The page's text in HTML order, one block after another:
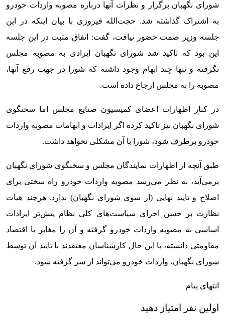
شورای نگهبان برگزار و ‌‌نظرات آنها درباره مصوبه واردات خودرو
به اشتراک گذاشته شد. حجت‌الله فیروزی با بیان اینکه در این
جلسه وزیر صمت حضور نیافت، گفت: اتفاق مثبت در این جلسه
این بود که تاکید شد شورای نگهبان ایرادی به مصوبه مجلس
نگرفته و تنها چند ابهام وجود داشته که شورا در جهت رفع آنها،
مصوبه را به مجلس ارجاع داده است.
در کنار اظهارات اعضای کمیسیون صنایع مجلس اما سخنگوی
شورای نگهبان نیز تاکید کرده اگر ایرادات و ابهامات مصوبه واردات
خودرو برطرف شود، شورا با آن مشکلی نخواهد داشت.
طبق آنچه از اظهارات نمایندگان مجلس و سخنگوی شورای نگهبان
برمی‌آید، به نظر می‌رسد مصوبه واردات خودرو راه سختی برای
اصلاح و تایید نهایی (از سوی شورای نگهبان) ندارد. هرچند هیات
نظارت بر حسن اجرای سیاست‌های کلی نظام پیش‌تر ایرادات
اساسی به مصوبه واردات خودرو گرفته و آن را مغایر با اقتصاد
مقاومتی دانسته، با این حال کارشناسان معتقدند با تایید آن توسط
شورای نگهبان، واردات خودرو می‌تواند از سر گرفته شود.
انتهای پیام
اولین نفر امتیاز دهید